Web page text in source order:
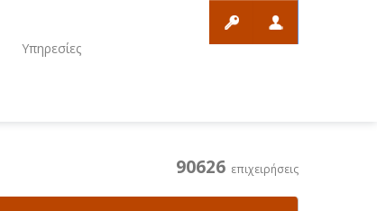
Υπηρεσίες
90626 επιχειρήσεις